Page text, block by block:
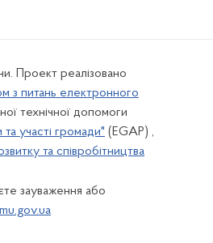
Проект реалізовано
з питань електронного
технічної допомоги
участі громади" (EGAP) ,
та співробітництва
зауваження або